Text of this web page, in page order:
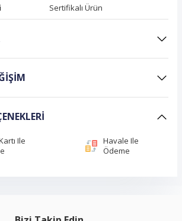
Sertifikalı Ürün
Ile
Havale Ile
Ödeme